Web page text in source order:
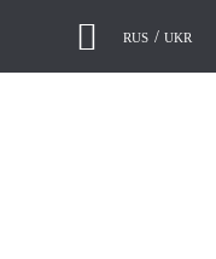
RUS UKR